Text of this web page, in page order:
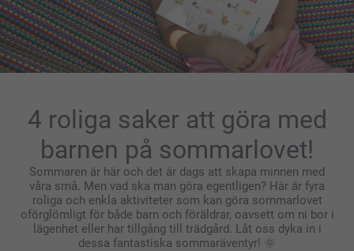
4 roliga saker att göra med
barnen på sommarlovet!
Sommaren är här och det är dags att skapa minnen med
våra små. Men vad ska man göra egentligen? Här är fyra
roliga och enkla aktiviteter som kan göra sommarlovet
oförglömligt för både barn och föräldrar, oavsett om ni bor i
lägenhet eller har tillgång till trädgård. Låt oss dyka in i
dessa fantastiska sommaräventyr! 🌞